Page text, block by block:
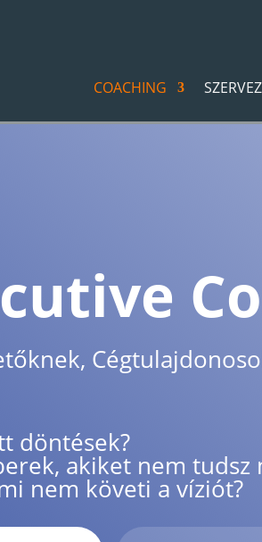
COACHING
döntések?
akiket nem tudsz
nem követi a víziót?